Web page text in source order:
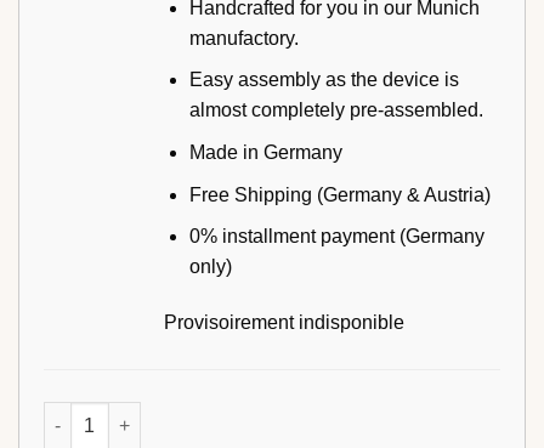
Handcrafted for you in our Munich
manufactory.
Easy assembly as the device is
almost completely pre-assembled.
Made in Germany
Free Shipping (Germany & Austria)
0% installment payment (Germany
only)
Provisoirement indisponible
quantité de STIL-FIT Fitnessball